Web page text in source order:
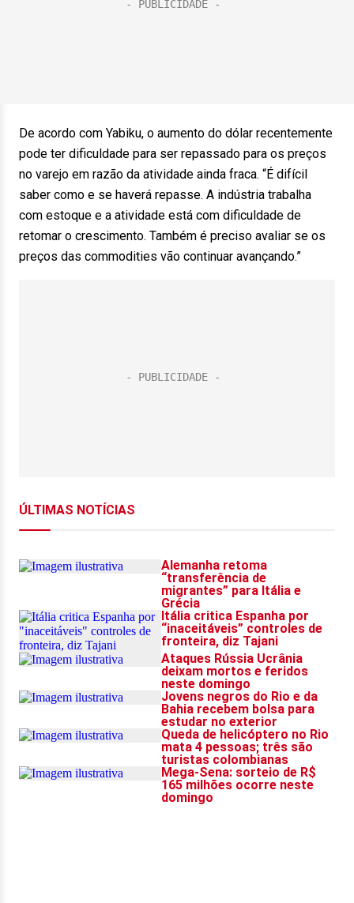
De acordo com Yabiku, o aumento do dólar recentemente
pode ter dificuldade para ser repassado para os preços
no varejo em razão da atividade ainda fraca. “É difícil
saber como e se haverá repasse. A indústria trabalha
com estoque e a atividade está com dificuldade de
retomar o crescimento. Também é preciso avaliar se os
preços das commodities vão continuar avançando.”